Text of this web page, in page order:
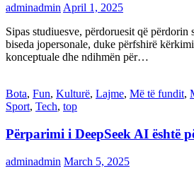
adminadmin April 1, 2025
Sipas studiuesve, përdoruesit që përdorin
biseda jopersonale, duke përfshirë
konceptuale dhe ndihmën për…
Bota, Fun, Kulturë, Lajme, Më të fundit,
Sport, Tech, top
Përparimi i DeepSeek AI është
adminadmin March 5, 2025